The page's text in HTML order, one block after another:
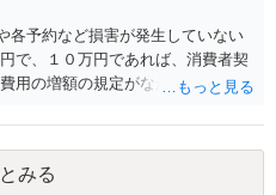
各予約など損害が発生していない
で、１０万円であれば、消費者契
用の増額の規定がなかったのに増
由がないことになります。
みる